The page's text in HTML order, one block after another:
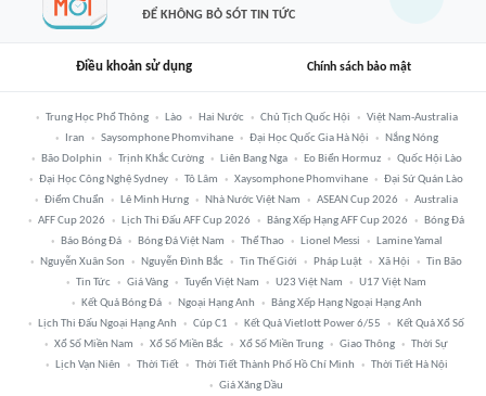
ĐỂ KHÔNG BỎ SÓT TIN TỨC
Điều khoản sử dụng Chính sách bảo mật
Trung Học Phổ Thông Lào Hai Nước Chủ Tịch Quốc Hội
Việt Nam-Australia
Iran
Saysomphone Phomvihane Đại Học Quốc Gia Hà Nội
Nắng Nóng
Bão Dolphin
Trịnh Khắc Cường Liên Bang Nga Eo Biển Hormuz
Quốc Hội Lào
Đại Học Công Nghệ Sydney
Tô Lâm Xaysomphone Phomvihane
Đại Sứ Quán Lào
Điểm Chuẩn
Lê Minh Hưng Nhà Nước Việt Nam ASEAN Cup 2026
Australia
AFF Cup 2026
Lịch Thi Đấu AFF Cup 2026 Bảng Xếp Hạng AFF Cup 2026
Bóng Đá
Báo Bóng Đá
Bóng Đá Việt Nam Thể Thao Lionel Messi
Lamine Yamal
Nguyễn Xuân Son
Nguyễn Đình Bắc Tin Thế Giới Pháp Luật Xã Hội
Tin Bão
Tin Tức
Giá Vàng Tuyển Việt Nam U23 Việt Nam
U17 Việt Nam
Kết Quả Bóng Đá
Ngoại Hạng Anh
Bảng Xếp Hạng Ngoại Hạng Anh
Lịch Thi Đấu Ngoại Hạng Anh
Cúp C1 Kết Quả Vietlott Power 6/55
Kết Quả Xổ Số
Xổ Số Miền Nam
Xổ Số Miền Bắc Xổ Số Miền Trung Giao Thông
Thời Sự
Lịch Vạn Niên
Thời Tiết Thời Tiết Thành Phố Hồ Chí Minh
Thời Tiết Hà Nội
Giá Xăng Dầu